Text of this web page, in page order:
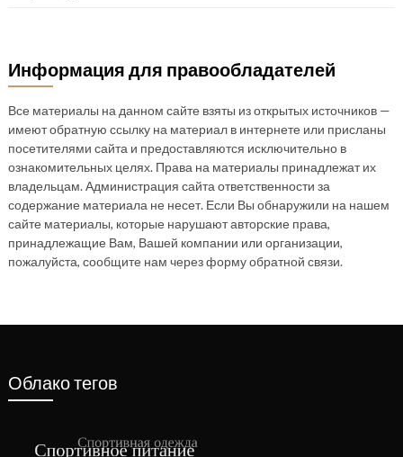
Информация для правообладателей
Все материалы на данном сайте взяты из открытых источников —
имеют обратную ссылку на материал в интернете или присланы
посетителями сайта и предоставляются исключительно в
ознакомительных целях. Права на материалы принадлежат их
владельцам. Администрация сайта ответственности за
содержание материала не несет. Если Вы обнаружили на нашем
сайте материалы, которые нарушают авторские права,
принадлежащие Вам, Вашей компании или организации,
пожалуйста, сообщите нам через форму обратной связи.
Облако тегов